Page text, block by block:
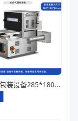
立式气调包装设备285*180*80一出一